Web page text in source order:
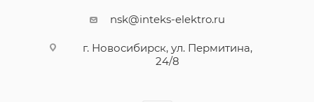
nsk@inteks-elektro.ru
г. Новосибирск, ул. Пермитина,
24/8